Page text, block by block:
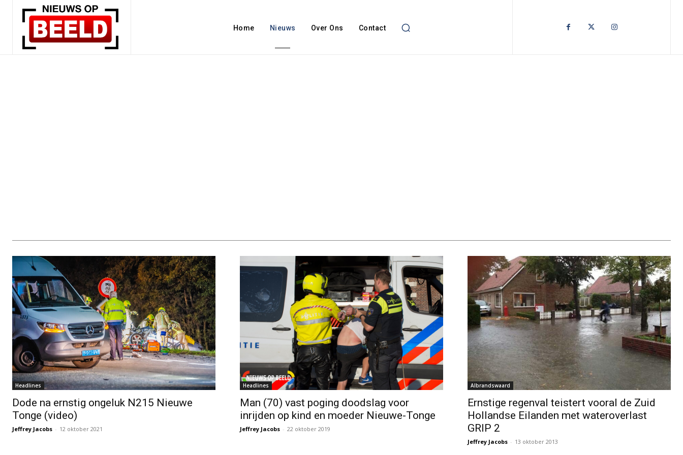
Home Nieuws Over Ons Contact
Headlines
Dode na ernstig ongeluk N215 Nieuwe
Tonge (video)
Jeffrey Jacobs - 12 oktober 2021
Headlines
Man (70) vast poging doodslag voor
inrijden op kind en moeder Nieuwe-Tonge
Jeffrey Jacobs - 22 oktober 2019
Albrandswaard
Ernstige regenval teistert vooral de Zuid
Hollandse Eilanden met wateroverlast
GRIP 2
Jeffrey Jacobs - 13 oktober 2013